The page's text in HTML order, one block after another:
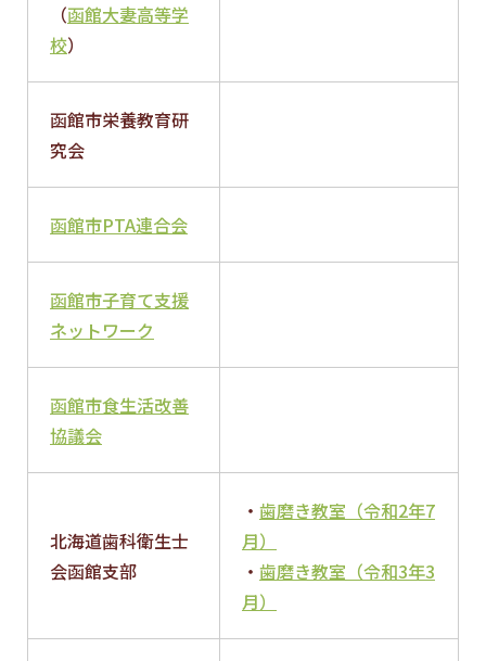
（函館大妻高等学
校）
函館市栄養教育研
究会
函館市PTA連合会
函館市子育て支援
ネットワーク
函館市食生活改善
協議会
北海道歯科衛生士
会函館支部
・ 歯磨き教室（令和2年7
月）
・ 歯磨き教室（令和3年3
月）